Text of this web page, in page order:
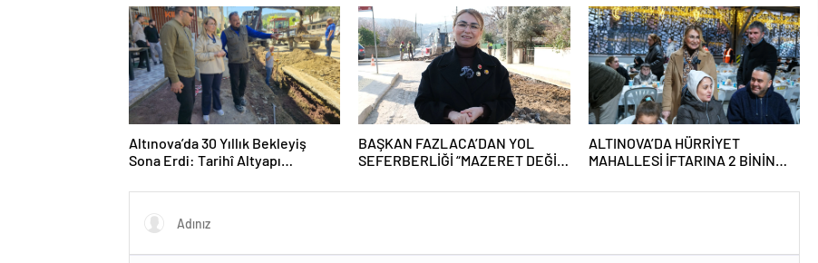
Altınova’da 30 Yıllık Bekleyiş
Sona Erdi: Tarihî Altyapı
BAŞKAN FAZLACA’DAN YOL
SEFERBERLİĞİ “MAZERET DEĞİL,
ALTINOVA’DA HÜRRİYET
MAHALLESİ İFTARINA 2 BİNİN